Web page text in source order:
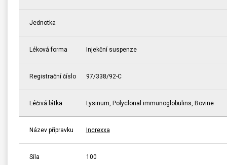
Jednotka
Léková forma Injekční suspenze
Registrační číslo 97/338/92-C
Léčivá látka Lysinum, Polyclonal immunoglobulins, Bovine
Název přípravku Increxxa
Síla 100